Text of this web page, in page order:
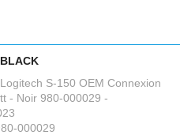
S-150 OEM Connexion
- Noir 980-000029 -
000029